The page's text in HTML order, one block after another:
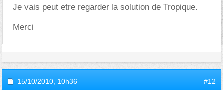
Je vais peut etre regarder la solution de Tropique.
Merci
15/10/2010, 10h36 #12